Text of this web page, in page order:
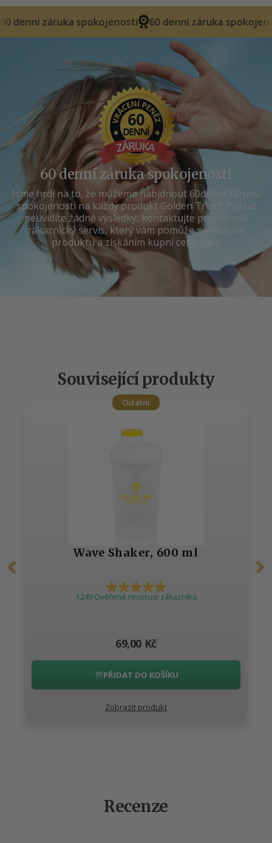
spokojenosti 60 denní záruka spokojenosti 60
60 denní záruka spokojenosti
Jsme hrdí na to, že můžeme nabídnout 60denní záruku
spokojenosti na každý produkt Golden Tree.* Pokud
neuvidíte žádné výsledky, kontaktujte prosím náš
zákaznický servis, který vám pomůže s vrácením
produktu a získáním kupní ceny zpět.
Související produkty
Ostatní
Wave Shaker, 600 ml
1249 Ověřené recenze zákazníků
69,00 Kč
PŘIDAT DO KOŠÍKU
Zobrazit produkt
Recenze